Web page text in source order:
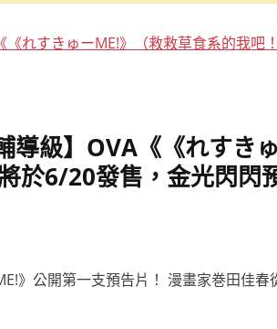
級】OVA《《れすき
於6/20發售，金光閃閃
》公開第一支預告片！ 漫畫家巻田佳春